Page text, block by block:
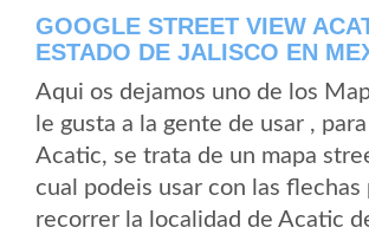
GOOGLE STREET VIEW
ESTADO DE JALISCO EN
Aqui os dejamos uno de los
le gusta a la gente de usar ,
Acatic, se trata de un mapa
cual podeis usar con las flechas
recorrer la localidad de Acatic